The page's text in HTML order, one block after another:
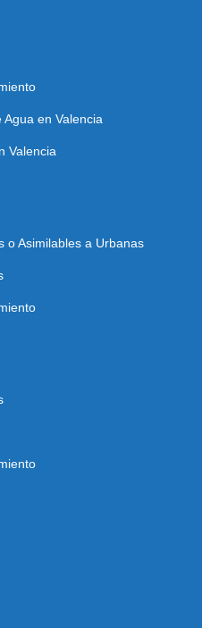
en Valencia
Valencia
o Asimilables a Urbanas